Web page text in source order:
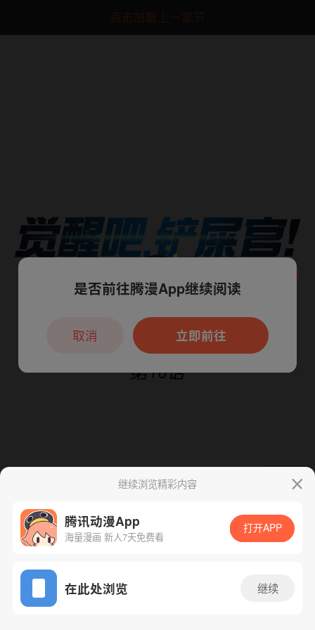
点击加载上一章节
App免费看
下一话 腾漫App免费看
继续浏览精彩内容
腾讯动漫App
海量漫画 新人7天免费看
打开APP
在此处浏览 继续
本章节仅支持App阅读，可打开App新用
户7天免费看
是否前往腾漫App继续阅读
立即前往
取消